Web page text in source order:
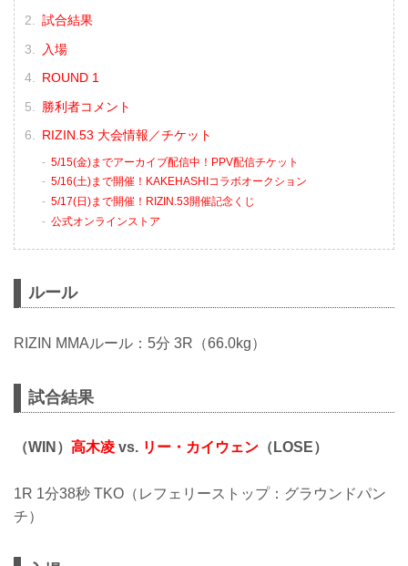
試合結果
入場
ROUND 1
勝利者コメント
RIZIN.53 大会情報／チケット
5/15(金)までアーカイブ配信中！PPV配信チケット
5/16(土)まで開催！KAKEHASHIコラボオークション
5/17(日)まで開催！RIZIN.53開催記念くじ
公式オンラインストア
ルール
RIZIN MMAルール：5分 3R（66.0kg）
試合結果
（WIN） 高木凌 vs. リー・カイウェン （LOSE）
1R 1分38秒 TKO（レフェリーストップ：グラウンドパン
チ）